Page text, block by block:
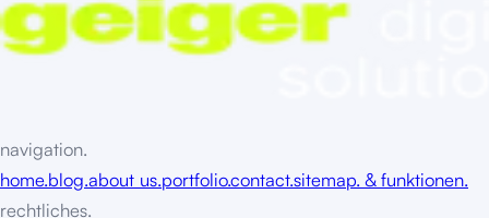
navigation.
home.blog.about us.portfolio.contact.sitemap. & funktionen.
rechtliches.